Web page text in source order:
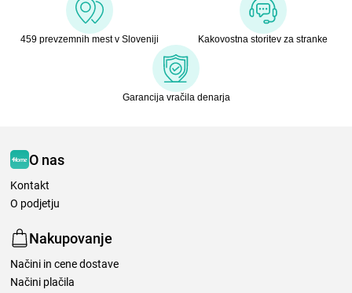
459 prevzemnih mest v Sloveniji Kakovostna storitev za stranke
Garancija vračila denarja
O nas
Kontakt
O podjetju
Nakupovanje
Načini in cene dostave
Načini plačila